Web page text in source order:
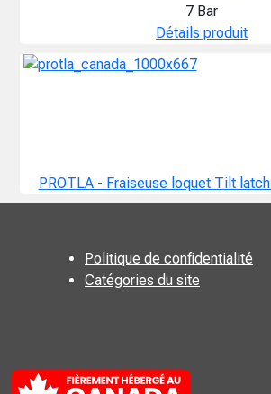
7 Bar
Détails produit
PROTLA - Fraiseuse loquet Tilt latch
Politique de confidentialité
Catégories du site